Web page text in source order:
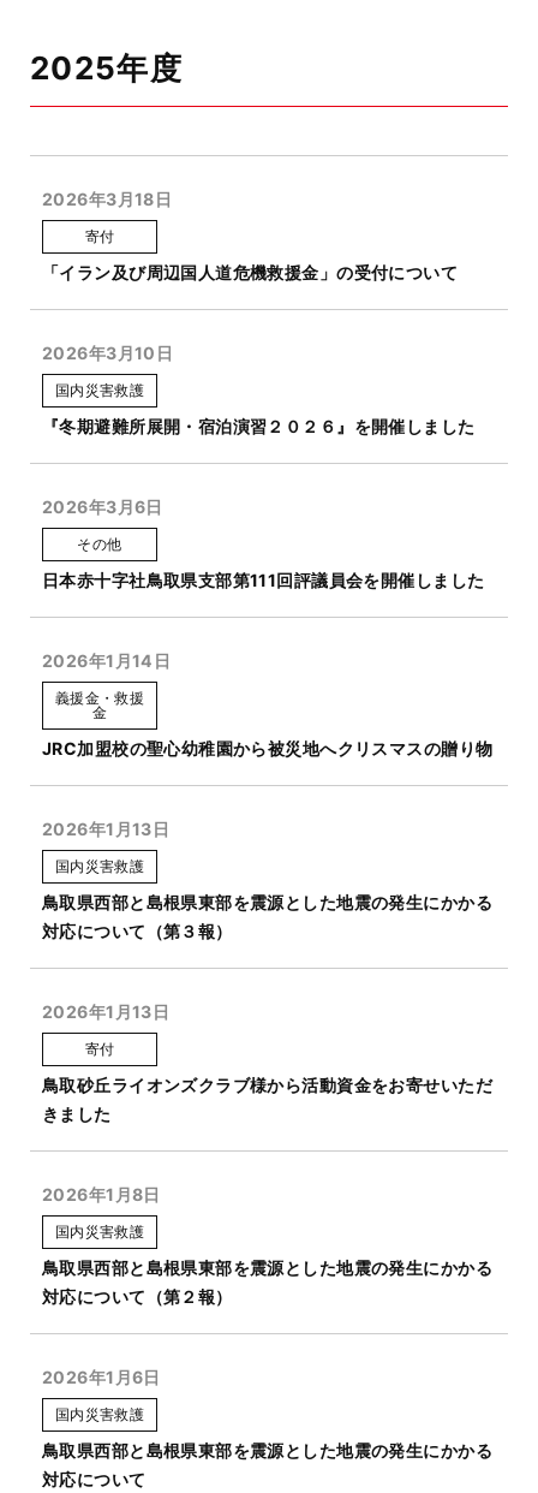
2025年度
2026年3月18日
寄付
「イラン及び周辺国人道危機救援金」の受付について
2026年3月10日
国内災害救護
『冬期避難所展開・宿泊演習２０２６』を開催しました
2026年3月6日
その他
日本赤十字社鳥取県支部第111回評議員会を開催しました
2026年1月14日
義援金・救援
金
JRC加盟校の聖心幼稚園から被災地へクリスマスの贈り物
2026年1月13日
国内災害救護
鳥取県西部と島根県東部を震源とした地震の発生にかかる
対応について（第３報）
2026年1月13日
寄付
鳥取砂丘ライオンズクラブ様から活動資金をお寄せいただ
きました
2026年1月8日
国内災害救護
鳥取県西部と島根県東部を震源とした地震の発生にかかる
対応について（第２報）
2026年1月6日
国内災害救護
鳥取県西部と島根県東部を震源とした地震の発生にかかる
対応について